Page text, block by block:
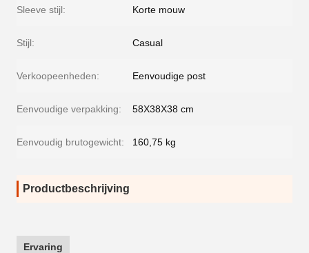
Sleeve stijl: Korte mouw
Stijl: Casual
Verkoopeenheden: Eenvoudige post
Eenvoudige verpakking: 58X38X38 cm
Eenvoudig brutogewicht: 160,75 kg
Productbeschrijving
Ervaring